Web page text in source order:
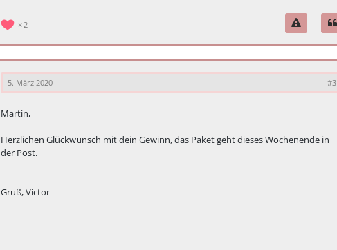
2
5. März 2020 #3
Martin,
Herzlichen Glückwunsch mit dein Gewinn, das Paket geht dieses Wochenende in
der Post.
Gruß, Victor